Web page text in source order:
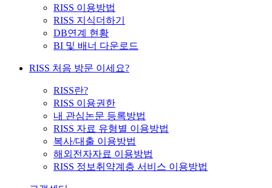
RISS 이용방법
RISS 지식더하기
DB연계 현황
BI 및 배너 다운로드
RISS 처음 방문 이세요?
RISS란?
RISS 이용권한
내 관심논문 등록방법
RISS 자료 유형별 이용방법
복사/대출 이용방법
해외전자자료 이용방법
RISS 정보취약계층 서비스 이용방법